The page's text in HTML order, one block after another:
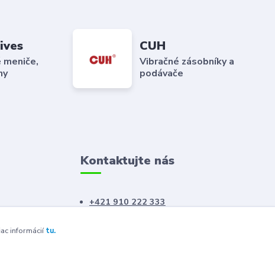
meniče,
CUH
Vibračné zásobníky a
podávače
Kontaktujte nás
+421 910 222 333
informáciítu.